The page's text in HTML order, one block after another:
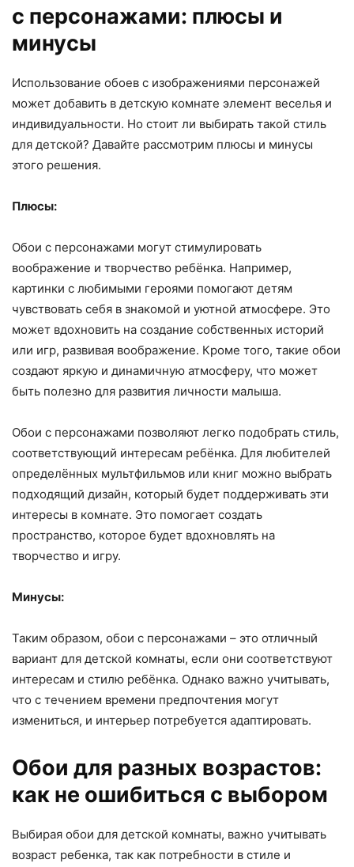
с персонажами: плюсы и
минусы
Использование обоев с изображениями персонажей
может добавить в детскую комнате элемент веселья и
индивидуальности. Но стоит ли выбирать такой стиль
для детской? Давайте рассмотрим плюсы и минусы
этого решения.
Плюсы:
Обои с персонажами могут стимулировать
воображение и творчество ребёнка. Например,
картинки с любимыми героями помогают детям
чувствовать себя в знакомой и уютной атмосфере. Это
может вдохновить на создание собственных историй
или игр, развивая воображение. Кроме того, такие обои
создают яркую и динамичную атмосферу, что может
быть полезно для развития личности малыша.
Обои с персонажами позволяют легко подобрать стиль,
соответствующий интересам ребёнка. Для любителей
определённых мультфильмов или книг можно выбрать
подходящий дизайн, который будет поддерживать эти
интересы в комнате. Это помогает создать
пространство, которое будет вдохновлять на
творчество и игру.
Минусы:
Таким образом, обои с персонажами – это отличный
вариант для детской комнаты, если они соответствуют
интересам и стилю ребёнка. Однако важно учитывать,
что с течением времени предпочтения могут
измениться, и интерьер потребуется адаптировать.
Обои для разных возрастов:
как не ошибиться с выбором
Выбирая обои для детской комнаты, важно учитывать
возраст ребенка, так как потребности в стиле и